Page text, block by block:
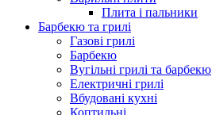
Плита і пальники
Барбекю та грилі
Газові грилі
Барбекю
Вугільні грилі та барбекю
Електричні грилі
Вбудовані кухні
Коптильні